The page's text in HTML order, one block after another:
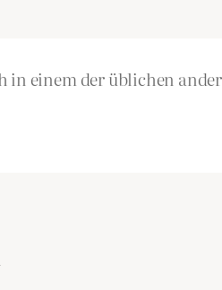
in einem der üblichen